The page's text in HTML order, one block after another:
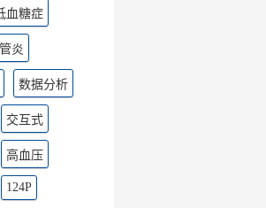
血糖症
炎
数据分析
交互式
高血压
124P